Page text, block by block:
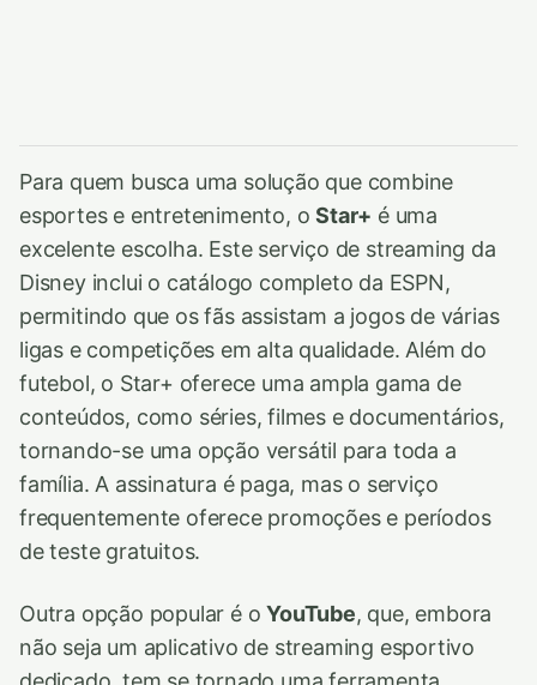
Para quem busca uma solução que combine
esportes e entretenimento, oStar+ é uma
excelente escolha. Este serviço de streaming da
Disney inclui o catálogo completo da ESPN,
permitindo que os fãs assistam a jogos de várias
ligas e competições em alta qualidade. Além do
futebol, o Star+ oferece uma ampla gama de
conteúdos, como séries, filmes e documentários,
tornando-se uma opção versátil para toda a
família. A assinatura é paga, mas o serviço
frequentemente oferece promoções e períodos
de teste gratuitos.
Outra opção popular é oYouTube, que, embora
não seja um aplicativo de streaming esportivo